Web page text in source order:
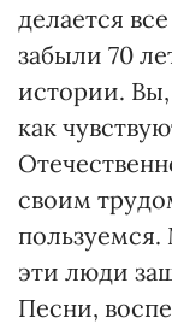
делается
забыли 70
истории. Вы,
как
своим
эти люди
Песни,